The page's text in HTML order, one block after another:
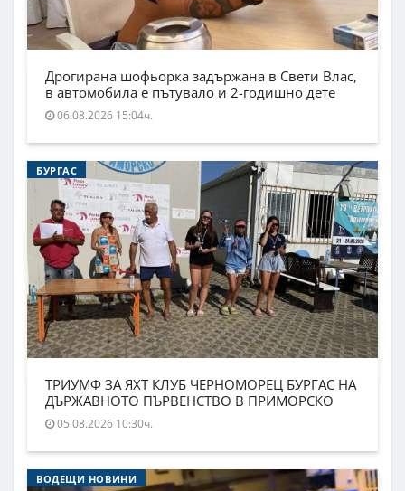
Дрогирана шофьорка задържана в Свети Влас,
в автомобила е пътувало и 2-годишно дете
06.08.2026 15:04ч.
БУРГАС
ТРИУМФ ЗА ЯХТ КЛУБ ЧЕРНОМОРЕЦ БУРГАС НА
ДЪРЖАВНОТО ПЪРВЕНСТВО В ПРИМОРСКО
05.08.2026 10:30ч.
ВОДЕЩИ НОВИНИ